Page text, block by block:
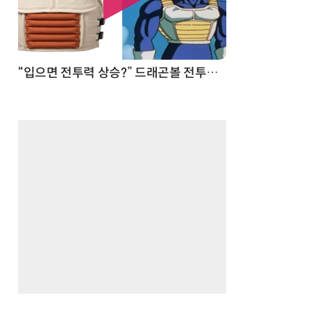
“입으면 전투력 상승?” 드래곤볼 전투복 닮은 중량조끼